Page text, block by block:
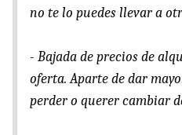
no te lo puedes llevar a
- Bajada de precios de
oferta. Aparte de dar
perder o querer cambiar